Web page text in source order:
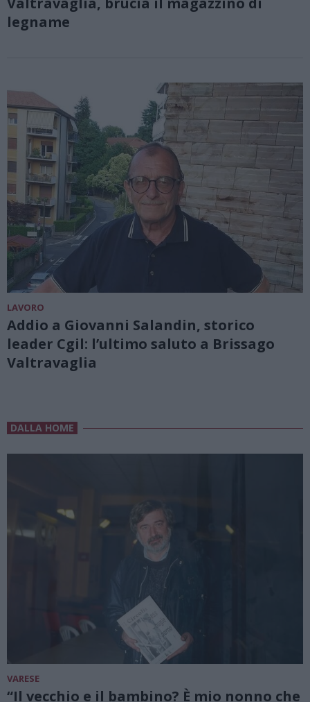
legname
LAVORO
Addio a Giovanni Salandin, storico
leader Cgil: l’ultimo saluto a Brissago
Valtravaglia
DALLA HOME
VARESE
“Il vecchio e il bambino? È mio nonno che